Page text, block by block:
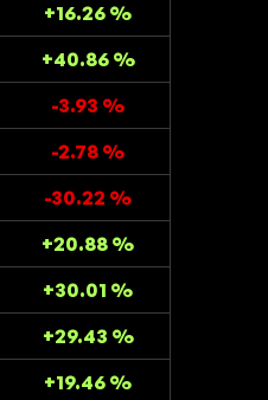
+16.26 %
+40.86 %
-3.93 %
-2.78 %
-30.22 %
+20.88 %
+30.01 %
+29.43 %
+19.46 %